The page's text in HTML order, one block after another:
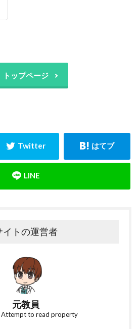
トップページ
イトの運営者
元教員
Attempt to read property